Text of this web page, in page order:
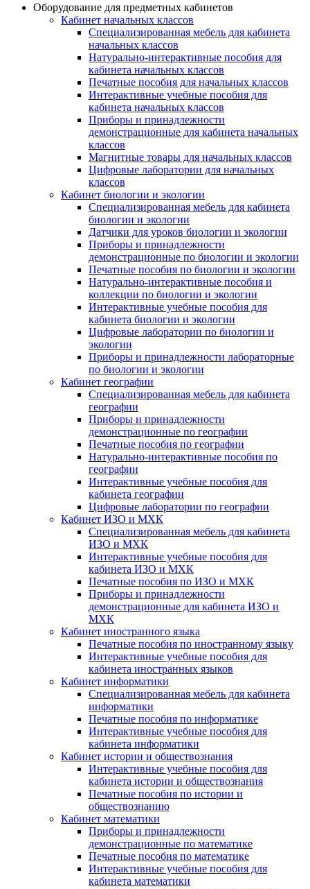
Оборудование для предметных кабинетов
Кабинет начальных классов
Специализированная мебель для кабинета
начальных классов
Натурально-интерактивные пособия для
кабинета начальных классов
Печатные пособия для начальных классов
Интерактивные учебные пособия для
кабинета начальных классов
Приборы и принадлежности
демонстрационные для кабинета начальных
классов
Магнитные товары для начальных классов
Цифровые лаборатории для начальных
классов
Кабинет биологии и экологии
Специализированная мебель для кабинета
биологии и экологии
Датчики для уроков биологии и экологии
Приборы и принадлежности
демонстрационные по биологии и экологии
Печатные пособия по биологии и экологии
Натурально-интерактивные пособия и
коллекции по биологии и экологии
Интерактивные учебные пособия для
кабинета биологии и экологии
Цифровые лаборатории по биологии и
экологии
Приборы и принадлежности лабораторные
по биологии и экологии
Кабинет географии
Специализированная мебель для кабинета
географии
Приборы и принадлежности
демонстрационные по географии
Печатные пособия по географии
Натурально-интерактивные пособия по
географии
Интерактивные учебные пособия для
кабинета географии
Цифровые лаборатории по географии
Кабинет ИЗО и МХК
Специализированная мебель для кабинета
ИЗО и МХК
Интерактивные учебные пособия для
кабинета ИЗО и МХК
Печатные пособия по ИЗО и МХК
Приборы и принадлежности
демонстрационные для кабинета ИЗО и
МХК
Кабинет иностранного языка
Печатные пособия по иностранному языку
Интерактивные учебные пособия для
кабинета иностранных языков
Кабинет информатики
Специализированная мебель для кабинета
информатики
Печатные пособия по информатике
Интерактивные учебные пособия для
кабинета информатики
Кабинет истории и обществознания
Интерактивные учебные пособия для
кабинета истории и обществознания
Печатные пособия по истории и
обществознанию
Кабинет математики
Приборы и принадлежности
демонстрационные по математике
Печатные пособия по математике
Интерактивные учебные пособия для
кабинета математики